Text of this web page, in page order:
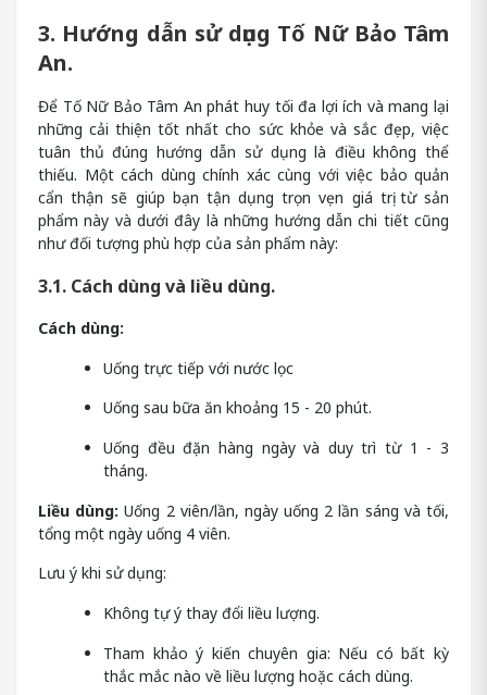
3. Hướng dẫn sử dụng Tố Nữ Bảo Tâm
An.
Để Tố Nữ Bảo Tâm An phát huy tối đa lợi ích và mang lại
những cải thiện tốt nhất cho sức khỏe và sắc đẹp, việc
tuân thủ đúng hướng dẫn sử dụng là điều không thể
thiếu. Một cách dùng chính xác cùng với việc bảo quản
cẩn thận sẽ giúp bạn tận dụng trọn vẹn giá trị từ sản
phẩm này và dưới đây là những hướng dẫn chi tiết cũng
như đối tượng phù hợp của sản phẩm này:
3.1. Cách dùng và liều dùng.
Cách dùng:
Uống trực tiếp với nước lọc
Uống sau bữa ăn khoảng 15 - 20 phút.
Uống đều đặn hàng ngày và duy trì từ 1 - 3
tháng.
Liều dùng:Uống 2 viên/lần, ngày uống 2 lần sáng và tối,
tổng một ngày uống 4 viên.
Lưu ý khi sử dụng:
Không tự ý thay đổi liều lượng.
Tham khảo ý kiến chuyên gia: Nếu có bất kỳ
thắc mắc nào về liều lượng hoặc cách dùng.